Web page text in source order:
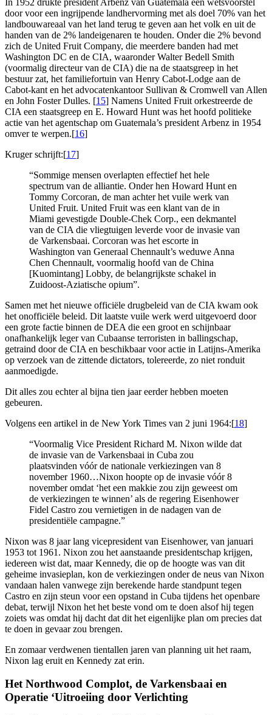
door voor een ingrijpende landhervorming met als doel 70% van het
landbouwareaal van het land terug te geven aan het volk en uit de
handen van de 2% landeigenaren te houden. Onder die 2% bevond
zich de United Fruit Company, die meerdere banden had met
Washington DC en de CIA, waaronder Walter Bedell Smith
(voormalig directeur van de CIA) die na de staatsgreep in het
bestuur zat, het familiefortuin van Henry Cabot-Lodge aan de
Cabot-kant en het advocatenkantoor Sullivan & Cromwell van Allen
en John Foster Dulles. [15] Namens United Fruit orkestreerde de
CIA een staatsgreep en E. Howard Hunt was het hoofd politieke
actie van het agentschap om Guatemala’s president Arbenz in 1954
omver te werpen.[16]
Kruger schrijft:[17]
“Sommige mensen overlapten effectief het hele
spectrum van de alliantie. Onder hen Howard Hunt en
Tommy Corcoran, de man achter het vuile werk van
United Fruit. United Fruit was een klant van de in
Miami gevestigde Double-Chek Corp., een dekmantel
van de CIA die vliegtuigen leverde voor de invasie van
de Varkensbaai. Corcoran was het escorte in
Washington van Generaal Chennault’s weduwe Anna
Chen Chennault, voormalig hoofd van de China
[Kuomintang] Lobby, de belangrijkste schakel in
Zuidoost-Aziatische opium”.
Samen met het nieuwe officiële drugbeleid van de CIA kwam ook
het onofficiële beleid. Dit laatste vuile werk werd uitgevoerd door
een grote factie binnen de DEA die een groot en schijnbaar
onafhankelijk leger van Cubaanse terroristen in ballingschap,
getraind door de CIA en beschikbaar voor actie in Latijns-Amerika
op verzoek van de zittende dictators, tolereerde, zo niet ronduit
aanmoedigde.
Dit alles zou echter al bijna tien jaar eerder hebben moeten
gebeuren.
Volgens een artikel in de New York Times van 2 juni 1964:[18]
“Voormalig Vice President Richard M. Nixon wilde dat
de invasie van de Varkensbaai in Cuba zou
plaatsvinden vóór de nationale verkiezingen van 8
november 1960…Nixon hoopte op de invasie vóór 8
november omdat ‘het een makkie zou zijn geweest om
de verkiezingen te winnen’ als de regering Eisenhower
Fidel Castro zou vernietigen in de nadagen van de
presidentiële campagne.”
Nixon was 8 jaar lang vicepresident van Eisenhower, van januari
1953 tot 1961. Nixon zou het aanstaande presidentschap krijgen,
iedereen wist dat, maar Kennedy, die op de hoogte was van dit
geheime invasieplan, kon de verkiezingen onder de neus van Nixon
vandaan halen vanwege zijn berekende harde standpunt tegen
Castro en zijn steun voor een opstand in Cuba tijdens het openbare
debat, terwijl Nixon het het beste vond om te doen alsof hij tegen
zoiets was omdat hij dacht dat dit het eigenlijke plan om precies dat
te doen in gevaar zou brengen.
En zomaar verdwenen tientallen jaren van planning uit het raam,
Nixon lag eruit en Kennedy zat erin.
Het Northwood Complot, de Varkensbaai en
Operatie ‘Uitroeiing door Verlichting